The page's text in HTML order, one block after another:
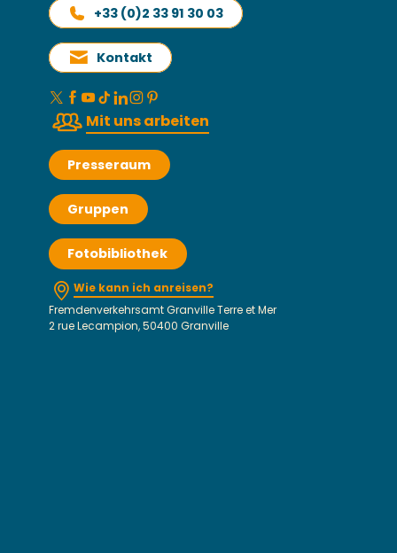
+33 (0)2 33 91 30 03
Kontakt
Mit uns arbeiten
Presseraum
Gruppen
Fotobibliothek
Wie kann ich anreisen?
Fremdenverkehrsamt Granville Terre et Mer
2 rue Lecampion, 50400 Granville